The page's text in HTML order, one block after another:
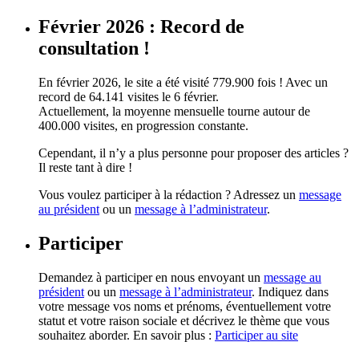
Février 2026 : Record de
consultation !
En février 2026, le site a été visité 779.900 fois ! Avec un
record de 64.141 visites le 6 février.
Actuellement, la moyenne mensuelle tourne autour de
400.000 visites, en progression constante.
Cependant, il n’y a plus personne pour proposer des articles ?
Il reste tant à dire !
Vous voulez participer à la rédaction ? Adressez un message
au président ou un message à l’administrateur.
Participer
Demandez à participer en nous envoyant un message au
président ou un message à l’administrateur. Indiquez dans
votre message vos noms et prénoms, éventuellement votre
statut et votre raison sociale et décrivez le thème que vous
souhaitez aborder. En savoir plus : Participer au site